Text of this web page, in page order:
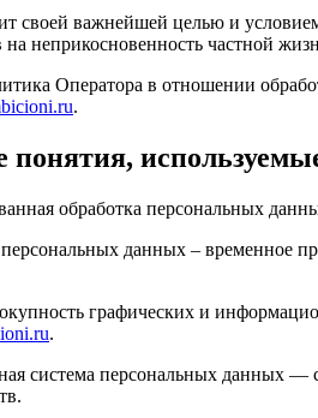
своей важнейшей целью и
на неприкосновенность частной
Оператора в отношении
.
понятия,
обработка персональных
данных – временное
графических и
.
система персональных данных —